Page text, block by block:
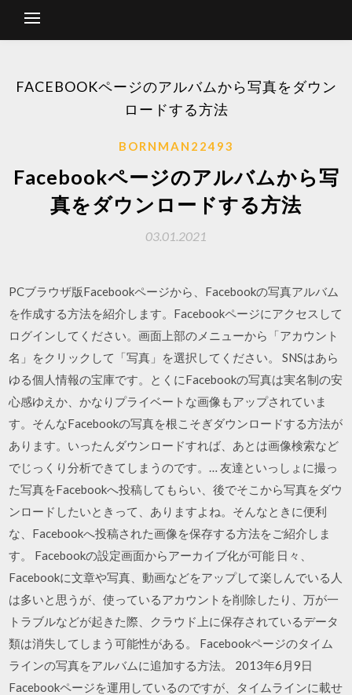
FACEBOOKページのアルバムから写真をダウン
ロードする方法
BORNMAN22493
Facebookページのアルバムから写
真をダウンロードする方法
03.01.2021
PCブラウザ版Facebookページから、Facebookの写真アルバム
を作成する方法を紹介します。Facebookページにアクセスして
ログインしてください。画面上部のメニューから「アカウント
名」をクリックして「写真」を選択してください。 SNSはあら
ゆる個人情報の宝庫です。とくにFacebookの写真は実名制の安
心感ゆえか、かなりプライベートな画像もアップされていま
す。そんなFacebookの写真を根こそぎダウンロードする方法が
あります。いったんダウンロードすれば、あとは画像検索など
でじっくり分析できてしまうのです。… 友達といっしょに撮っ
た写真をFacebookへ投稿してもらい、後でそこから写真をダウ
ンロードしたいときって、ありますよね。そんなときに便利
な、Facebookへ投稿された画像を保存する方法をご紹介しま
す。 Facebookの設定画面からアーカイブ化が可能 日々、
Facebookに文章や写真、動画などをアップして楽しんでいる人
は多いと思うが、使っているアカウントを削除したり、万が一
トラブルなどが起きた際、クラウド上に保存されているデータ
類は消失してしまう可能性がある。 Facebookページのタイム
ラインの写真をアルバムに追加する方法。 2013年6月9日
Facebookページを運用しているのですが、タイムラインに載せ